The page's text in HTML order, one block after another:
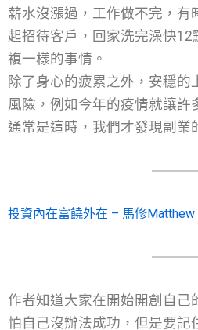
薪水沒漲過，工作做不完，有
起招待客戶，回家洗完澡快
複一樣的事情。
除了身心的疲累之外，安穩的
風險，例如今年的疫情就讓許
通常是這時，我們才發現副業
投資內在富饒外在 – 馬修Matthew
作者知道大家在開始開創自己
怕自己沒辦法成功，但是要記